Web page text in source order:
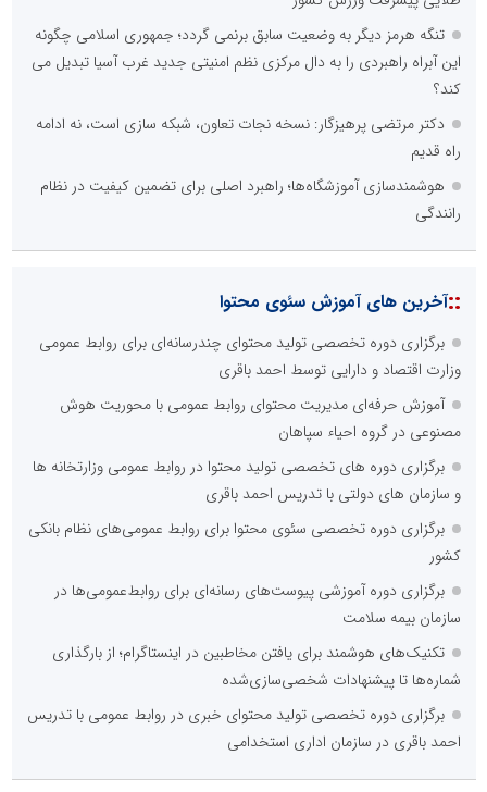
تنگه هرمز دیگر به وضعیت سابق برنمی گردد؛ جمهوری اسلامی چگونه
این آبراه راهبردی را به دال مرکزی نظم امنیتی جدید غرب آسیا تبدیل می
کند؟
دکتر مرتضی پرهیزگار: نسخه نجات تعاون، شبکه سازی است، نه ادامه
راه قدیم
هوشمندسازی آموزشگاه‌ها؛ راهبرد اصلی برای تضمین کیفیت در نظام
رانندگی
::آخرین های آموزش سئوی محتوا
برگزاری دوره تخصصی تولید محتوای چندرسانه‌ای برای روابط عمومی
وزارت اقتصاد و دارایی توسط احمد باقری
آموزش حرفه‌ای مدیریت محتوای روابط عمومی با محوریت هوش
مصنوعی در گروه احیاء سپاهان
برگزاری دوره های تخصصی تولید محتوا در روابط عمومی وزارتخانه ها
و سازمان های دولتی با تدریس احمد باقری
برگزاری دوره تخصصی سئوی محتوا برای روابط عمومی‌های نظام بانکی
کشور
برگزاری دوره آموزشی پیوست‌های رسانه‌ای برای روابط‌عمومی‌ها در
سازمان بیمه سلامت
تکنیک‌های هوشمند برای یافتن مخاطبین در اینستاگرام؛ از بارگذاری
شماره‌ها تا پیشنهادات شخصی‌سازی‌شده
برگزاری دوره تخصصی تولید محتوای خبری در روابط عمومی با تدریس
احمد باقری در سازمان اداری استخدامی